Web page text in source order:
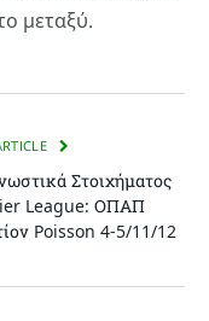
μεταξύ.
Στοιχήματος
League: ΟΠΑΠ
Poisson 4-5/11/12